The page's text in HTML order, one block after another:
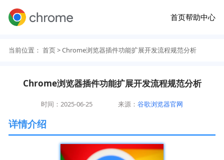
首页帮助中心
当前位置： 首页> Chrome浏览器插件功能扩展开发流程规范分析
Chrome浏览器插件功能扩展开发流程规范分析
时间：2025-06-25 来源：谷歌浏览器官网
详情介绍